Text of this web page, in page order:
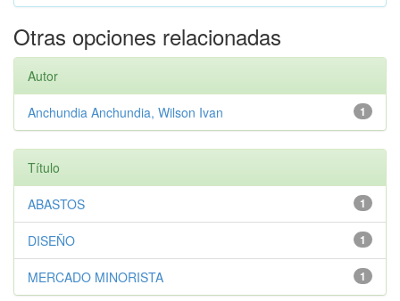
Otras opciones relacionadas
Autor
1
Anchundia Anchundia, Wilson Ivan
Título
1
ABASTOS
1
DISEÑO
1
MERCADO MINORISTA